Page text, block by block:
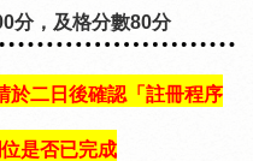
分，及格分數80分
於二日後確認「註冊程序
是否已完成